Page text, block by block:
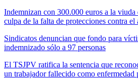
Indemnizan con 300.000 euros a la
culpa de la falta de protecciones contra el
Sindicatos denuncian que fondo para
indemnizado sólo a 97 personas
El TSJPV ratifica la sentencia que
un trabajador fallecido como enfermedad